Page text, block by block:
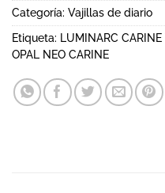
Categoría: Vajillas de diario
Etiqueta: LUMINARC
OPAL NEO CARINE